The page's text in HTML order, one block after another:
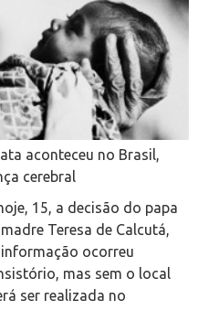
aconteceu no Brasil,
cerebral
15, a decisão do papa
Teresa de Calcutá,
ocorreu
mas sem o local
ser realizada no